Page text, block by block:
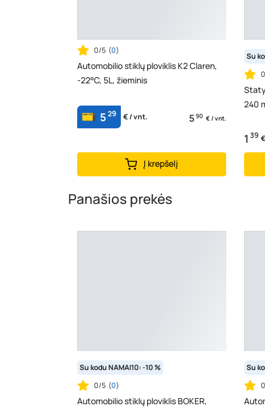
0/5 (0)
Automobilio stiklų ploviklis K2 Claren,
-22°C, 5L, žieminis
529 € / vnt. 590 € / vnt.
Į krepšelį
Su
240
1 39
Panašios prekės
Su kodu NAMAI10: -10 %
0/5 (0)
Automobilio stiklų ploviklis BOKER,
Su